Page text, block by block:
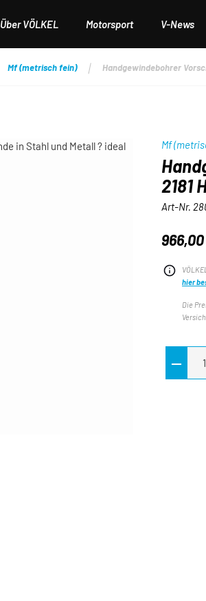
Über VÖLKEL Motorsport V-News
Mf (metrisch fein) Handgewindebohrer
Mf
2181
Art-Nr.
hier
Die